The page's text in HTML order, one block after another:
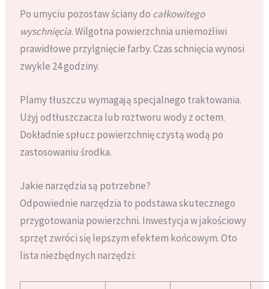
Po umyciu pozostaw ściany do całkowitego
wyschnięcia. Wilgotna powierzchnia uniemożliwi
prawidłowe przylgnięcie farby. Czas schnięcia wynosi
zwykle 24 godziny.
Plamy tłuszczu wymagają specjalnego traktowania.
Użyj odtłuszczacza lub roztworu wody z octem.
Dokładnie spłucz powierzchnię czystą wodą po
zastosowaniu środka.
Jakie narzędzia są potrzebne?
Odpowiednie narzędzia to podstawa skutecznego
przygotowania powierzchni. Inwestycja w jakościowy
sprzęt zwróci się lepszym efektem końcowym. Oto
lista niezbędnych narzędzi: